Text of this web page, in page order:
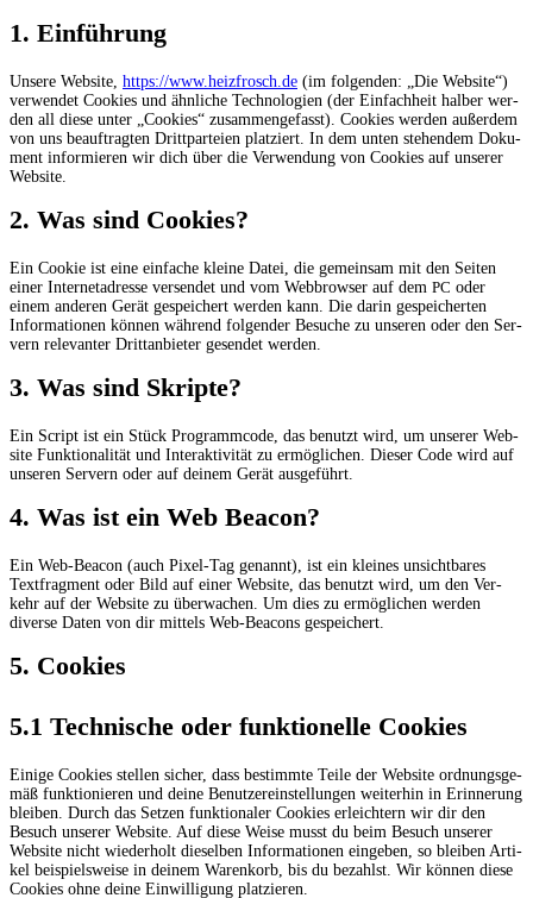
1. Ein­füh­rung
Unse­re Web­site, https://www.heizfrosch.de (im fol­gen­den: „Die Web­site“)
ver­wen­det Coo­kies und ähn­li­che Tech­no­lo­gien (der Ein­fach­heit hal­ber wer­
den all die­se unter „Coo­kies“ zusam­men­ge­fasst). Coo­kies wer­den außer­dem
von uns beauf­trag­ten Dritt­par­tei­en plat­ziert. In dem unten ste­hen­dem Doku­
ment infor­mie­ren wir dich über die Ver­wen­dung von Coo­kies auf unse­rer
Website.
2. Was sind Cookies?
Ein Coo­kie ist eine ein­fa­che klei­ne Datei, die gemein­sam mit den Sei­ten
einer Inter­net­adres­se ver­sen­det und vom Web­brow­ser auf dem PC oder
einem ande­ren Gerät gespei­chert wer­den kann. Die dar­in gespei­cher­ten
Infor­ma­tio­nen kön­nen wäh­rend fol­gen­der Besu­che zu unse­ren oder den Ser­
vern rele­van­ter Dritt­an­bie­ter gesen­det werden.
3. Was sind Skripte?
Ein Script ist ein Stück Pro­gramm­code, das benutzt wird, um unse­rer Web­
site Funk­tio­na­li­tät und Inter­ak­ti­vi­tät zu ermög­li­chen. Die­ser Code wird auf
unse­ren Ser­vern oder auf dei­nem Gerät ausgeführt.
4. Was ist ein Web Beacon?
Ein Web-Bea­con (auch Pixel-Tag genannt), ist ein klei­nes unsicht­ba­res
Text­frag­ment oder Bild auf einer Web­site, das benutzt wird, um den Ver­
kehr auf der Web­site zu über­wa­chen. Um dies zu ermög­li­chen wer­den
diver­se Daten von dir mit­tels Web-Bea­cons gespeichert.
5. Coo­kies
5.1 Tech­ni­sche oder funk­tio­nel­le Cookies
Eini­ge Coo­kies stel­len sicher, dass bestimm­te Tei­le der Web­site ord­nungs­ge­
mäß funk­tio­nie­ren und dei­ne Benut­zer­ein­stel­lun­gen wei­ter­hin in Erin­ne­rung
blei­ben. Durch das Set­zen funk­tio­na­ler Coo­kies erleich­tern wir dir den
Besuch unse­rer Web­site. Auf die­se Wei­se musst du beim Besuch unse­rer
Web­site nicht wie­der­holt die­sel­ben Infor­ma­tio­nen ein­ge­ben, so blei­ben Arti­
kel bei­spiels­wei­se in dei­nem Waren­korb, bis du bezahlst. Wir kön­nen die­se
Coo­kies ohne dei­ne Ein­wil­li­gung platzieren.